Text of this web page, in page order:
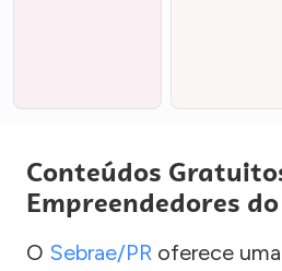
Conteúdos
Empreendedores
O Sebrae/PR oferece